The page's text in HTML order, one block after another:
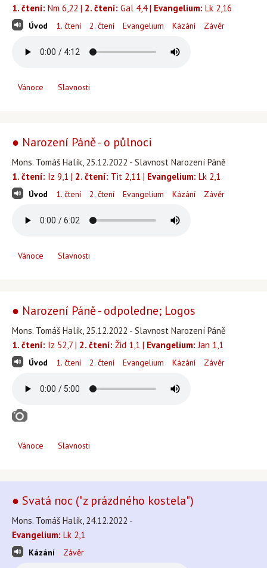
1. čtení: Nm 6,22 | 2. čtení: Gal 4,4 | Evangelium: Lk 2,16
Úvod 1. čtení 2. čtení Evangelium Kázání Závěr
Vánoce Slavnosti
● Narození Páně - o půlnoci
Mons. Tomáš Halík, 25.12.2022 - Slavnost Narození Páně
1. čtení: Iz 9,1 | 2. čtení: Tit 2,11 | Evangelium: Lk 2,1
Úvod 1. čtení 2. čtení Evangelium Kázání Závěr
Vánoce Slavnosti
● Narození Páně - odpoledne; Logos
Mons. Tomáš Halík, 25.12.2022 - Slavnost Narození Páně
1. čtení: Iz 52,7 | 2. čtení: Žid 1,1 | Evangelium: Jan 1,1
Úvod 1. čtení 2. čtení Evangelium Kázání Závěr
Vánoce Slavnosti
● Svatá noc ("z prázdného kostela")
Mons. Tomáš Halík, 24.12.2022 -
Evangelium: Lk 2,1
Kázání Závěr